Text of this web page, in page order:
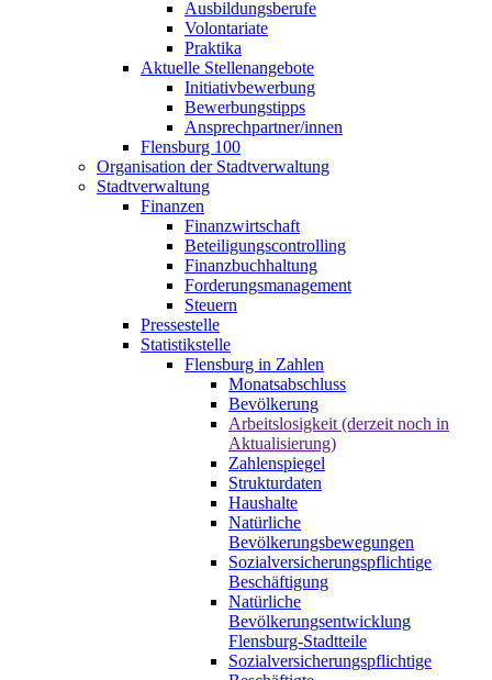
Ausbildungsberufe
Volontariate
Praktika
Aktuelle Stellenangebote
Initiativbewerbung
Bewerbungstipps
Ansprechpartner/innen
Flensburg 100
Organisation der Stadtverwaltung
Stadtverwaltung
Finanzen
Finanzwirtschaft
Beteiligungscontrolling
Finanzbuchhaltung
Forderungsmanagement
Steuern
Pressestelle
Statistikstelle
Flensburg in Zahlen
Monatsabschluss
Bevölkerung
Arbeitslosigkeit (derzeit noch in
Aktualisierung)
Zahlenspiegel
Strukturdaten
Haushalte
Natürliche
Bevölkerungsbewegungen
Sozialversicherungspflichtige
Beschäftigung
Natürliche
Bevölkerungsentwicklung
Flensburg-Stadtteile
Sozialversicherungspflichtige